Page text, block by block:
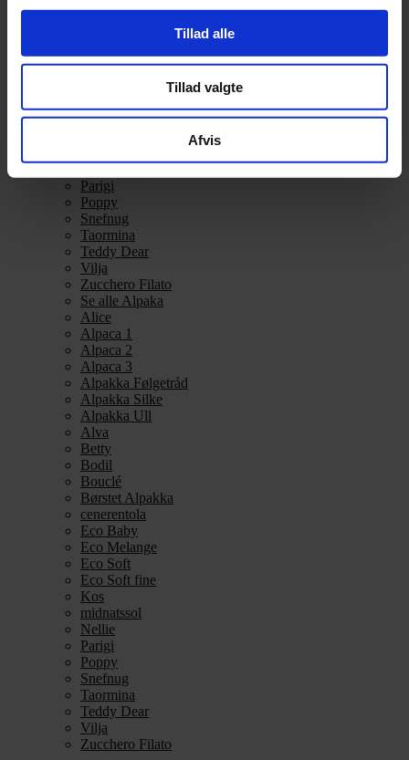
Tillad alle
Tillad valgte
Afvis
cenerentola
Eco Baby
Eco Soft fine
Parigi
Poppy
Snefnug
Taormina
Teddy Dear
Vilja
Zucchero Filato
Se alle Alpaka
Alice
Alpaca 1
Alpaca 2
Alpaca 3
Alpakka Følgetråd
Alpakka Silke
Alpakka Ull
Alva
Betty
Bodil
Bouclé
Børstet Alpakka
cenerentola
Eco Baby
Eco Melange
Eco Soft
Eco Soft fine
Kos
midnatssol
Nellie
Parigi
Poppy
Snefnug
Taormina
Teddy Dear
Vilja
Zucchero Filato